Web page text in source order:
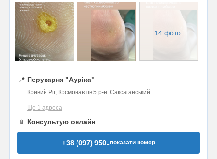
14 фото
📍 Перукарня "Ауріка"
Кривий Ріг, Космонавтів 5 р-н. Саксаганський
Ще 1 адреса
📱 Консультую онлайн
+38 (097) 950..показати номер